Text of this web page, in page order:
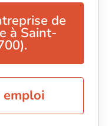
de
à Saint-
emploi